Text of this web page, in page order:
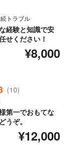
トラブル
経験と知識で安
せください！
¥8,000
(10)
第一でおもてな
うぞ。
¥12,000